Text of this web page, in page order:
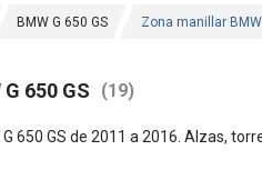
BMW G 650 GS Zona manillar BMW
650 GS (19)
G 650 GS de 2011 a 2016 . Alzas,